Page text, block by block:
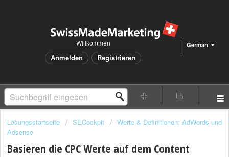
German
Willkommen
Anmelden Registrieren
Lösungsstartseite SECockpit
Werte & Definitionen: AdWords und
Adsense
Basieren die CPC Werte auf dem Content